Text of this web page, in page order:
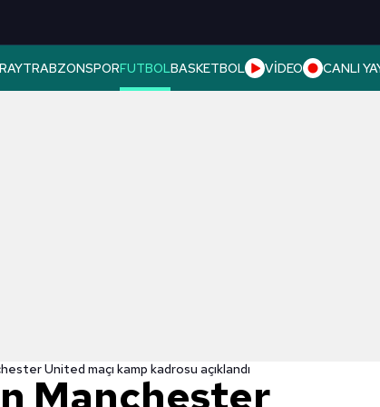
TRABZONSPORFUTBOLBASKETBOL VİDEO CANLI
United maçı kamp kadrosu açıklandı
Manchester